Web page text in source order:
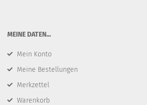
​MEINE DATEN...
Mein Konto
Meine Bestellungen
Merkzettel
Warenkorb